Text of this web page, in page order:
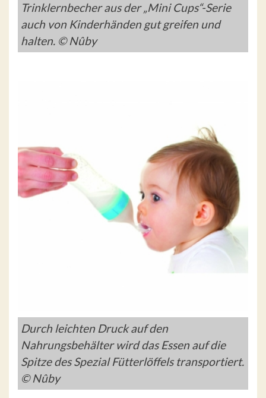
Trinklernbecher aus der „Mini Cups“-Serie
auch von Kinderhänden gut greifen und
halten. © Nûby
Durch leichten Druck auf den
Nahrungsbehälter wird das Essen auf die
Spitze des Spezial Fütterlöffels transportiert.
© Nûby